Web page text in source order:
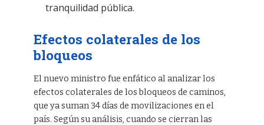
tranquilidad pública.
Efectos colaterales de los
bloqueos
El nuevo ministro fue enfático al analizar los
efectos colaterales de los bloqueos de caminos,
que ya suman 34 días de movilizaciones en el
país. Según su análisis, cuando se cierran las